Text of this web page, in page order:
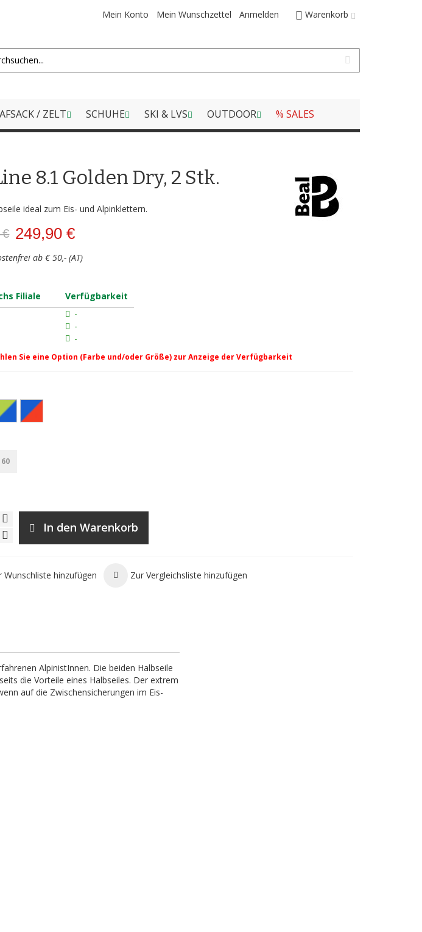
Warenkorb
Mein Konto Mein Wunschzettel Anmelden
/ ZELT SCHUHE SKI & LVS OUTDOOR % SALES
Line 8.1mm Golden Dry Halbseil-Set - anis-orange
8.1 Golden Dry, 2 Stk.
ideal zum Eis- und Alpinklettern.
€ 249,90 €
ab € 50,- (AT)
Filiale
Verfügbarkeit
-
-
-
Sie eine Option (Farbe und/oder Größe) zur Anzeige der Verfügbarkeit
60
In den Warenkorb
Wunschliste hinzufügen Zur Vergleichsliste hinzufügen
AlpinistInnen. Die beiden Halbseile
die Vorteile eines Halbseiles. Der extrem
auf die Zwischensicherungen im Eis-